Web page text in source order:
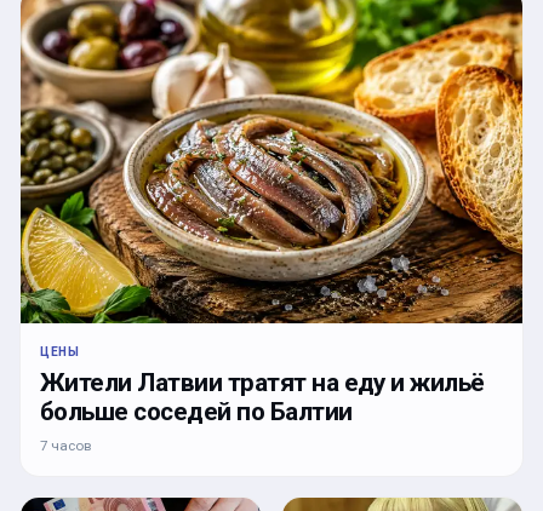
ЦЕНЫ
Жители Латвии тратят на еду и жильё
больше соседей по Балтии
7 часов